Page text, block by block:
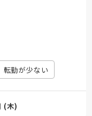
転勤が少ない
(木)